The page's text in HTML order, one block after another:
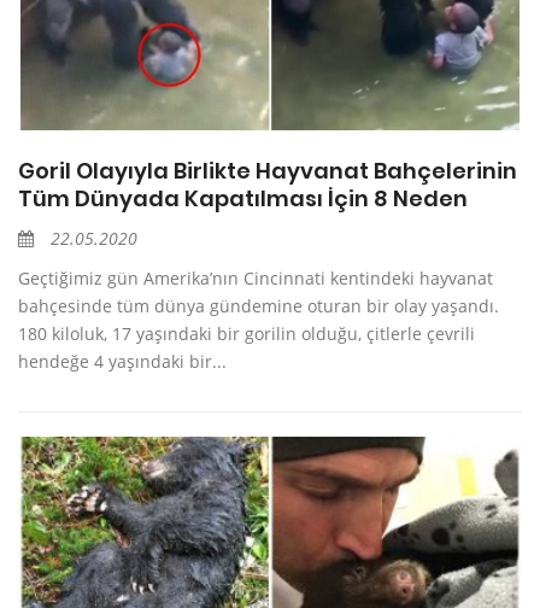
Goril Olayıyla Birlikte Hayvanat Bahçelerinin
Tüm Dünyada Kapatılması İçin 8 Neden
22.05.2020
Geçtiğimiz gün Amerika’nın Cincinnati kentindeki hayvanat
bahçesinde tüm dünya gündemine oturan bir olay yaşandı.
180 kiloluk, 17 yaşındaki bir gorilin olduğu, çitlerle çevrili
hendeğe 4 yaşındaki bir...